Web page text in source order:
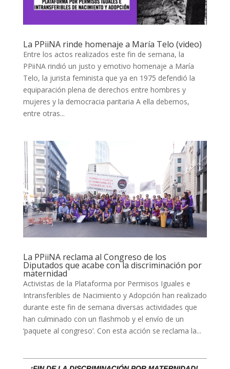
La PPiiNA rinde homenaje a María Telo (video)
Entre los actos realizados este fin de semana, la
PPiiNA rindió un justo y emotivo homenaje a María
Telo, la jurista feminista que ya en 1975 defendió la
equiparación plena de derechos entre hombres y
mujeres y la democracia paritaria A ella debemos,
entre otras...
La PPiiNA reclama al Congreso de los
Diputados que acabe con la discriminación por
maternidad
Activistas de la Plataforma por Permisos Iguales e
Intransferibles de Nacimiento y Adopción han realizado
durante este fin de semana diversas actividades que
han culminado con un flashmob y el envío de un
‘paquete al congreso’. Con esta acción se reclama la...